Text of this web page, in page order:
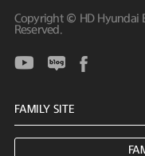
Copyright © HD Hyundai
Reserved.